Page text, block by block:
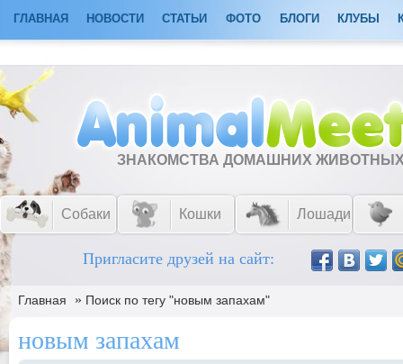
ГЛАВНАЯ НОВОСТИ СТАТЬИ ФОТО БЛОГИ КЛУБЫ
ЗНАКОМСТВА ДОМАШНИХ
Собаки Кошки Лошади
Пригласите друзей на сайт:
Главная » Поиск по тегу "новым запахам"
новым запахам